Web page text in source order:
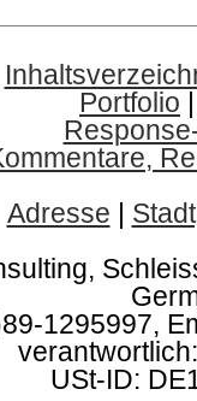
Portfolio
Adresse |
1295997,
USt-ID: